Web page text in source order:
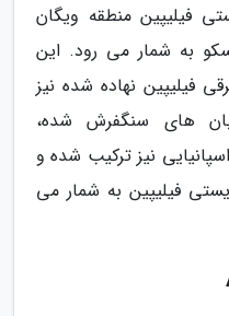
فیلیپین منطقه ویگان
به شمار می رود. این
فیلیپین نهاده شده نیز
های سنگفرش شده،
نیز ترکیب شده و
فیلیپین به شمار می